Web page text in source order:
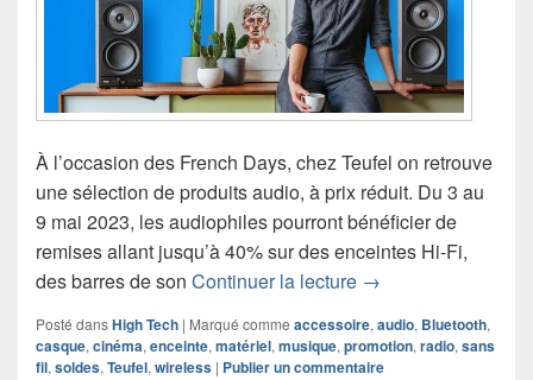
À l’occasion des French Days, chez Teufel on retrouve
une sélection de produits audio, à prix réduit. Du 3 au
9 mai 2023, les audiophiles pourront bénéficier de
remises allant jusqu’à 40% sur des enceintes Hi-Fi,
des barres de son Continuer la lecture French Days chez
→
Posté dansHigh Tech | Marqué comme accessoire, audio, Bluetooth,
casque, cinéma, enceinte, matériel, musique, promotion, radio, sans
fil, soldes, Teufel, wireless | Publier un commentaire